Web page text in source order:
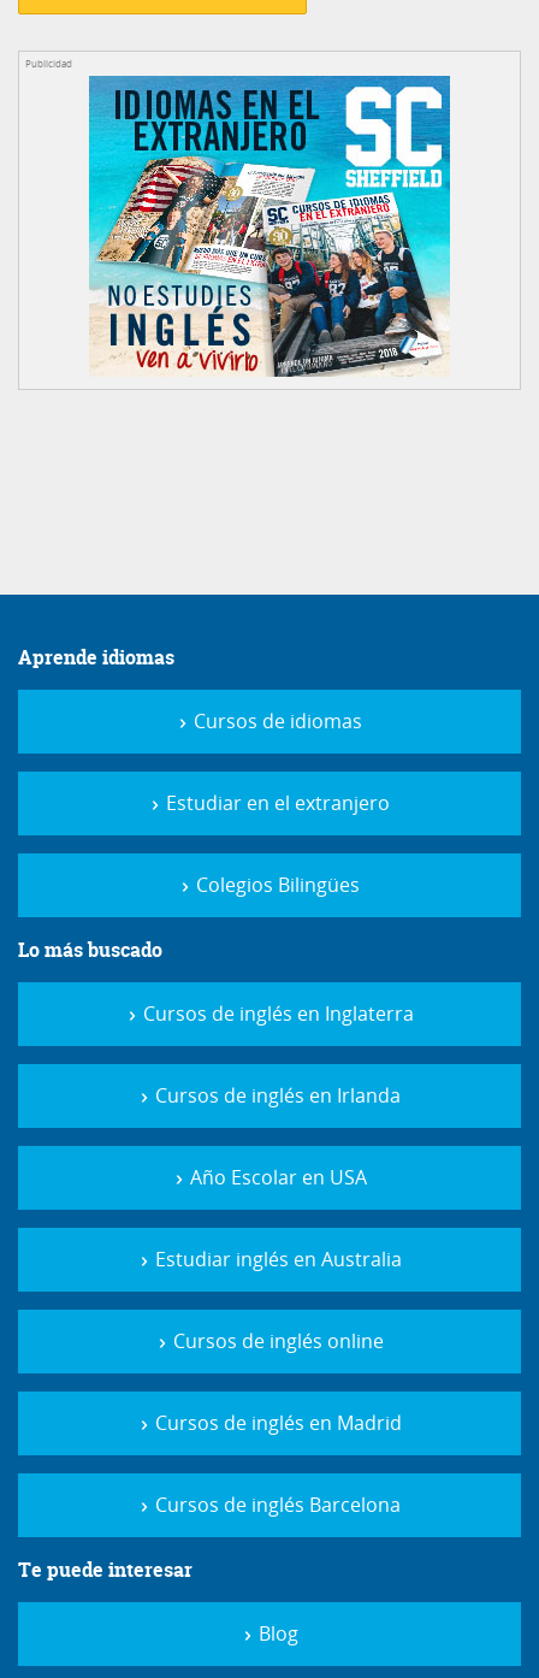
Publicidad
Aprende idiomas
Cursos de idiomas
Estudiar en el extranjero
Colegios Bilingües
Lo más buscado
Cursos de inglés en Inglaterra
Cursos de inglés en Irlanda
Año Escolar en USA
Estudiar inglés en Australia
Cursos de inglés online
Cursos de inglés en Madrid
Cursos de inglés Barcelona
Te puede interesar
Blog